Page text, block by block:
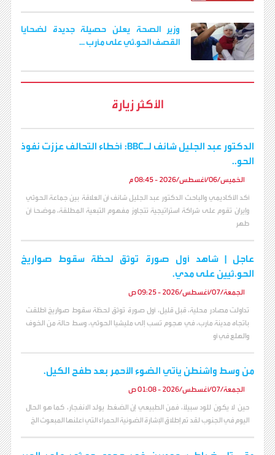
وزير الصحة يعلن حصيلة جديدة لضحايا
القصف الحو.ثي على مأرب ...
الأكثر زيارة
الدكتور عبد الجليل شائف لـBBC: أخطاء التحالف عززت نفوذ
الحو..
الخميس/06/أغسطس/2026 - 08:45 م
أكد الأكاديمي والباحث الدكتور عبد الجليل شائف أن العلاقة بين جماعة الحوثي
وإيران تقوم على شراكة استراتيجية تتجاوز مفهوم التبعية المطلقة، موضحاً أن
طهر
عاجل | شاهد أول صورة توثق لحظة سقوط صواريخ
الحو.ثيين على مدي.
الجمعة/07/أغسطس/2026 - 09:25 ص
تداولت مصادر محلية، قبل قليل، أول صورة تُوثق لحظة سقوط صواريخ أُطلقت
باتجاه مدينة مأرب، في هجوم نُسب إلى مليشيا الحوثي، وسط حالة من الخوف
والهلع في أو
من وسط واشنطن يأتي الضوء الأحمر بعد طفح الكيل.
الجمعة/07/أغسطس/2026 - 01:08 ص
حين لا يكون للود سبيلاً، فمن الطبيعي إن الضغط يولد الانفجار، كما هو الحال
اليوم في الجنوب لقد تم إطلاق الإشارة الضوئية الحمراء التي أعلنها المبعوث الخ